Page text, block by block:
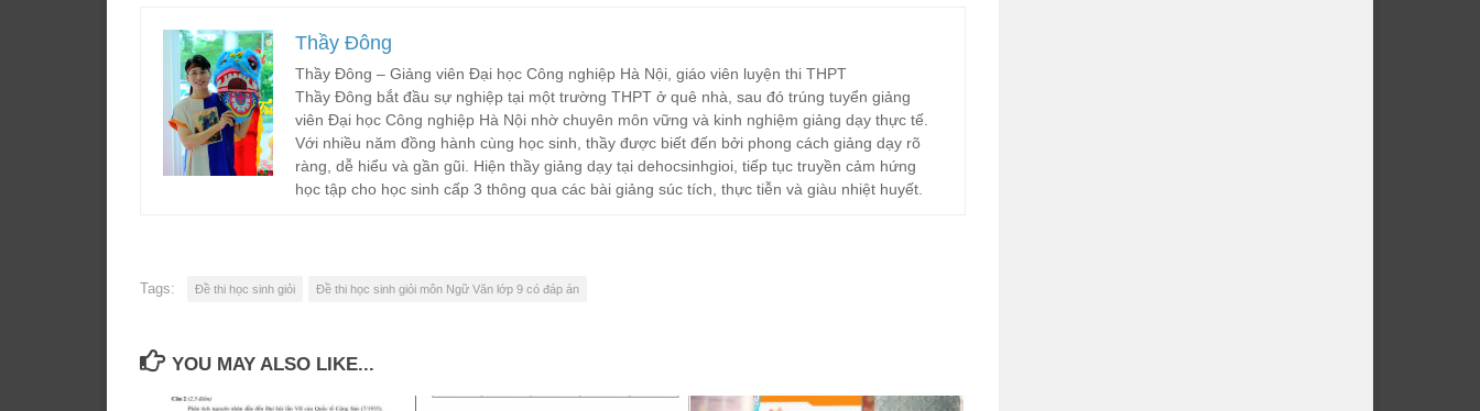
Thầy Đông
Thầy Đông – Giảng viên Đại học Công nghiệp Hà Nội, giáo viên luyện thi THPT
Thầy Đông bắt đầu sự nghiệp tại một trường THPT ở quê nhà, sau đó trúng tuyển giảng
viên Đại học Công nghiệp Hà Nội nhờ chuyên môn vững và kinh nghiệm giảng dạy thực tế.
Với nhiều năm đồng hành cùng học sinh, thầy được biết đến bởi phong cách giảng dạy rõ
ràng, dễ hiểu và gần gũi. Hiện thầy giảng dạy tại dehocsinhgioi, tiếp tục truyền cảm hứng
học tập cho học sinh cấp 3 thông qua các bài giảng súc tích, thực tiễn và giàu nhiệt huyết.
Tags: Đề thi học sinh giỏi Đề thi học sinh giỏi môn Ngữ Văn lớp 9 có đáp án
YOU MAY ALSO LIKE...